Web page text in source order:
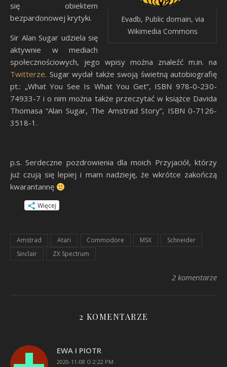
Evadb, Public domain, via
Wikimedia Commons
się obiektem
bezpardonowej krytyki.
Sir Alan Sugar udziela się
aktywnie w mediach
społecznościowych, jego wpisy można znaleźć m.in. na
Twitterze. Sugar wydał także swoją świetną autobiografię
pt.: „What You See Is What You Get”, ISBN 978-0-230-
74933-7 i o nim można także przeczytać w książce Davida
Thomasa “Alan Sugar, The Amstrad Story”, ISBN 0-7126-
3518-1.
p.s. Serdeczne pozdrowienia dla moich Przyjaciół, którzy
już czują się lepiej i mam nadzieję, że wkrótce zakończą
kwarantannę
Więcej
Amstrad Atari Commodore MSX
Schneider
Sinclair
ZX Spectrum
2 komentarze
2 KOMENTARZE
EWA I PIOTR
2020-11-08 O 2:22 PM